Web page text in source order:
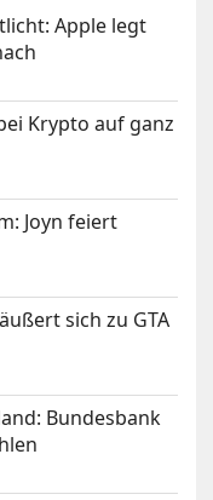
Apple legt
Krypto auf ganz
Joyn feiert
sich zu GTA
Bundesbank